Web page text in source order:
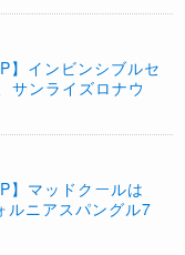
】インビンシブルセ
サンライズロナウ
】マッドクールは
ルニアスパングル7